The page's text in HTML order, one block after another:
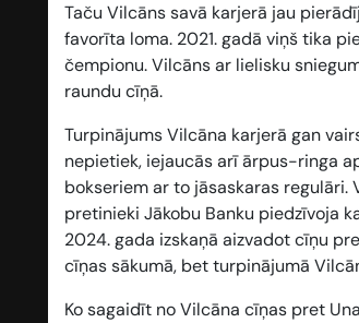
Taču Vilcāns savā karjerā jau
favorīta loma. 2021. gadā viņš tika
čempionu. Vilcāns ar lielisku
raundu cīņā.
Turpinājums Vilcāna karjerā gan
nepietiek, iejaucās arī ārpus-ringa
bokseriem ar to jāsaskaras
pretinieki Jākobu Banku piedzīvoja
2024. gada izskaņā aizvadot cīņu
cīņas sākumā, bet turpinājumā
Ko sagaidīt no Vilcāna cīņas pret